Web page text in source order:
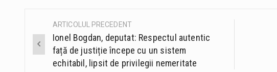
Post
navigation
ARTICOLUL PRECEDENT
Ionel Bogdan, deputat: Respectul autentic
față de justiție începe cu un sistem
echitabil, lipsit de privilegii nemeritate